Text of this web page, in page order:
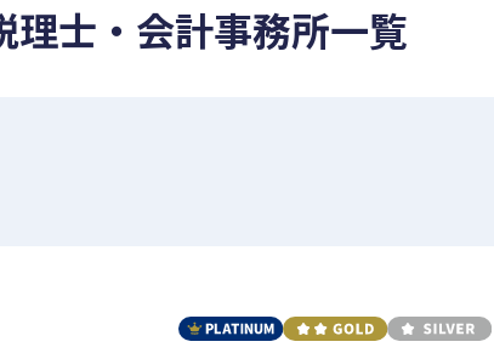
士・会計事務所一覧